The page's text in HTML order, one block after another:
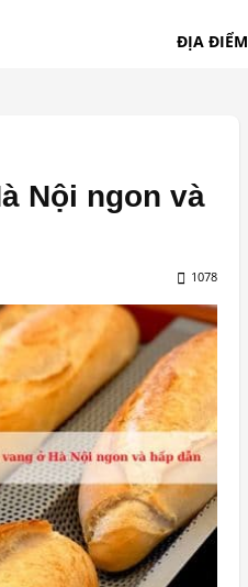
ĐỊA ĐIỂM
Nội ngon và
1078